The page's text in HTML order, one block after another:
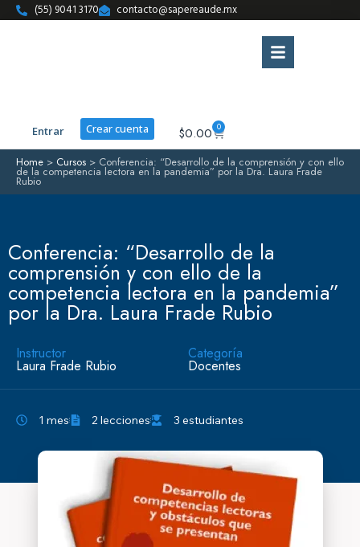
(55) 9041 3170 contacto@sapereaude.mx
Entrar Crear cuenta $0.00 0
Home > Cursos > Conferencia: “Desarrollo de la comprensión y con ello
de la competencia lectora en la pandemia” por la Dra. Laura Frade
Rubio
Conferencia: “Desarrollo de la
comprensión y con ello de la
competencia lectora en la pandemia”
por la Dra. Laura Frade Rubio
Instructor
Laura Frade Rubio
Categoría
Docentes
1 mes 2 lecciones 3 estudiantes